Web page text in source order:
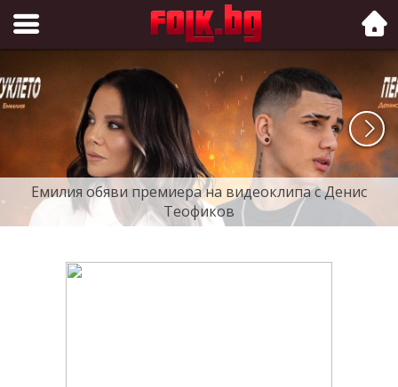
Folk.bg
Емилия обяви премиера на видеоклипа с Денис
Теофиков